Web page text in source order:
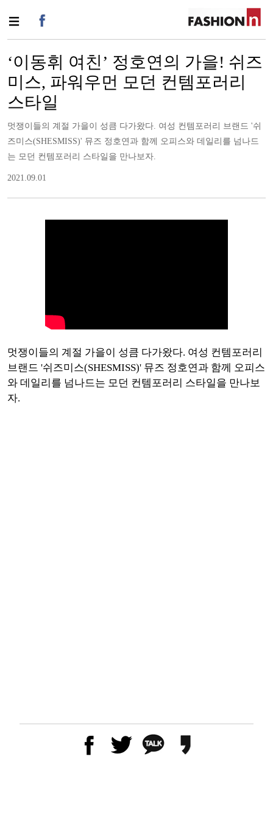
‘이동휘 여친’ 정호연의 가을! 쉬즈
미스, 파워우먼 모던 컨템포러리
스타일
멋쟁이들의 계절 가을이 성큼 다가왔다. 여성 컨템포러리 브랜드 '쉬
즈미스(SHESMISS)' 뮤즈 정호연과 함께 오피스와 데일리를 넘나드
는 모던 컨템포러리 스타일을 만나보자.
2021.09.01
멋쟁이들의 계절 가을이 성큼 다가왔다. 여성 컨템포러리
브랜드 '쉬즈미스(SHESMISS)' 뮤즈 정호연과 함께 오피스
와 데일리를 넘나드는 모던 컨템포러리 스타일을 만나보
자.